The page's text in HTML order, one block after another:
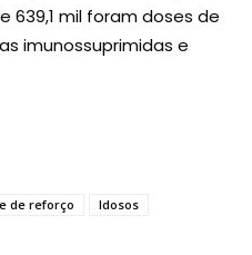
639,1 mil foram doses de
imunossuprimidas e
de reforço
Idosos